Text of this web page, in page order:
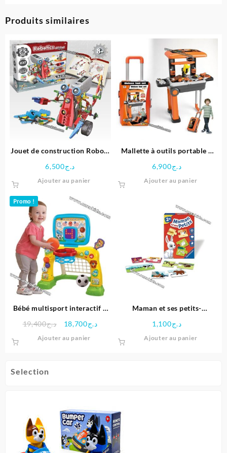
Selection
Produits similaires
Jouet de construction Robot-
د.ج6,500
Ajouter au panier
Mallette à outils portable 2
د.ج6,900
Ajouter au panier
Promo !
Bébé multisport interactif 2
د.ج19,400
Le
د.ج18,700
Le
Ajouter au panier
Maman et ses petits-
Ravensburger
د.ج1,100
Ajouter au panier